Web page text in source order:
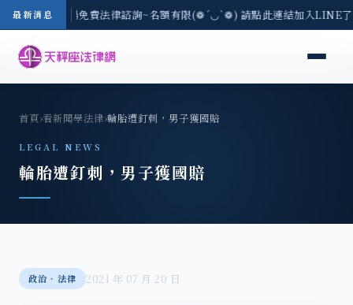
最新消息
-8/3(一) 現場免費法律諮詢~名額有限(❁´◡`❁) 請點此連結加入LINE
首頁›看新聞學法律›輪胎遭釘刺，男子獲國賠
LEGAL NEWS
輪胎遭釘刺，男子獲國賠
政治‧法律 2021 年 07 月 20 日